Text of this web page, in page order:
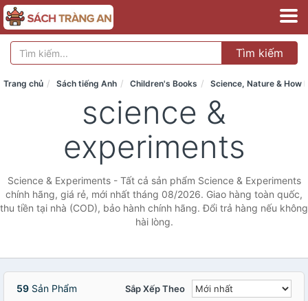
Tìm kiếm
Trang chủ Sách tiếng Anh Children's Books Science, Nature & How
science &
experiments
Science & Experiments - Tất cả sản phẩm Science & Experiments
chính hãng, giá rẻ, mới nhất tháng 08/2026. Giao hàng toàn quốc,
thu tiền tại nhà (COD), bảo hành chính hãng. Đổi trả hàng nếu không
hài lòng.
59 Sản Phẩm Sắp Xếp Theo